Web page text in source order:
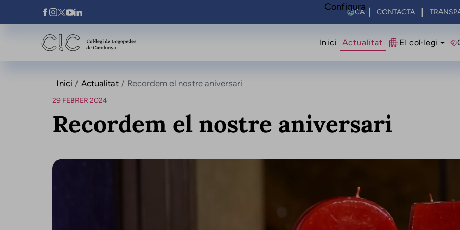
Vés al contingut
Xarxes Socials Select your language
CONTACTA
Navegació
Inici Actualitat El col·legi
Inici Actualitat Recordem el nostre aniversari
29 FEBRER 2024
Recordem el nostre aniversari
Configura